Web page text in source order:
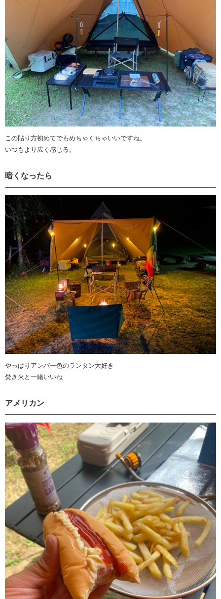
この貼り方初めてでもめちゃくちゃいいですね。
いつもより広く感じる。
暗くなったら
やっぱりアンバー色のランタン大好き
焚き火と一緒いいね
アメリカン